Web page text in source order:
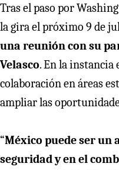
Tras el paso por
la gira el próximo 9 de
una reunión con su
Velasco. En la instancia
colaboración en áreas
ampliar las
“México puede ser un
seguridad y en el